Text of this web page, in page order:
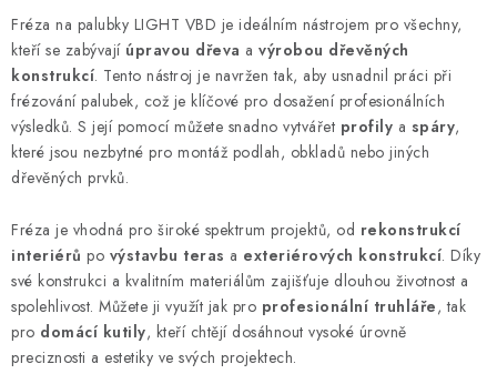
v
l
á
d
a
c
í
p
r
v
k
y
v
Fréza na palubky LIGHT VBD je ideálním nástrojem pro všechny,
kteří se zabývají úpravou dřeva a výrobou dřevěných
konstrukcí. Tento nástroj je navržen tak, aby usnadnil práci při
frézování palubek, což je klíčové pro dosažení profesionálních
výsledků. S její pomocí můžete snadno vytvářet profily a spáry,
které jsou nezbytné pro montáž podlah, obkladů nebo jiných
dřevěných prvků.
Fréza je vhodná pro široké spektrum projektů, od rekonstrukcí
interiérů po výstavbu teras a exteriérových konstrukcí. Díky
své konstrukci a kvalitním materiálům zajišťuje dlouhou životnost a
spolehlivost. Můžete ji využít jak pro profesionální truhláře, tak
pro domácí kutily, kteří chtějí dosáhnout vysoké úrovně
preciznosti a estetiky ve svých projektech.